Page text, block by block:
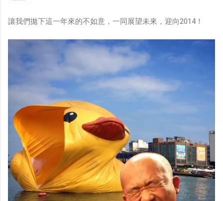
讓我們拋下這一年來的不如意，一同展望未來，迎向2014！